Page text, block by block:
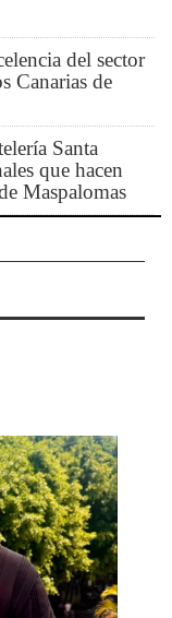
del sector
Canarias de
Santa
que hacen
Maspalomas